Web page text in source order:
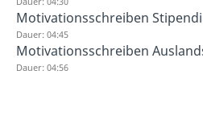
Motivationsschreiben
Dauer: 04:45
Motivationsschreiben
Dauer: 04:56